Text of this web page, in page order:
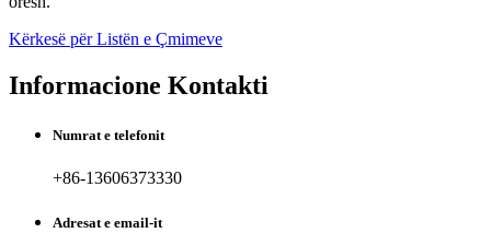
Kërkesë për Listën e Çmimeve
Informacione Kontakti
Numrat e telefonit
+86-13606373330
Adresat e email-it